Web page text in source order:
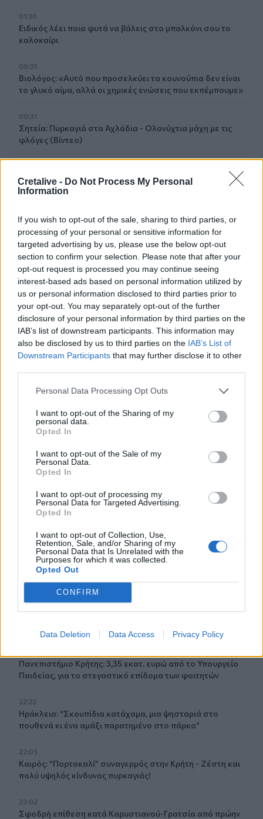
Cretalive - Do Not Process My Personal
Information
If you wish to opt-out of the sale, sharing to third parties, or
processing of your personal or sensitive information for
targeted advertising by us, please use the below opt-out
section to confirm your selection. Please note that after your
opt-out request is processed you may continue seeing
interest-based ads based on personal information utilized by
us or personal information disclosed to third parties prior to
your opt-out. You may separately opt-out of the further
disclosure of your personal information by third parties on the
IAB’s list of downstream participants. This information may
also be disclosed by us to third parties on the IAB’s List of
Downstream Participants that may further disclose it to other
Personal Data Processing Opt Outs
I want to opt-out of the Sharing of my
personal data.
Opted In
I want to opt-out of the Sale of my
Personal Data.
Opted In
I want to opt-out of processing my
Personal Data for Targeted Advertising.
Opted In
I want to opt-out of Collection, Use,
Retention, Sale, and/or Sharing of my
Personal Data that Is Unrelated with the
Purposes for which it was collected.
Opted Out
CONFIRM
Data Deletion Data Access Privacy Policy
01:30
Ειδικός λέει ποια φυτά να βάλεις στο μπαλκόνι σου το
καλοκαίρι
00:31
Βιολόγος: «Αυτό που προσελκύει τα κουνούπια δεν είναι
το γλυκό αίμα, αλλά οι χημικές ενώσεις που εκπέμπουμε»
00:31
Σητεία: Πυρκαγιά στα Αχλάδια - Ολονύχτια μάχη με τις
φλόγες (Βίντεο)
Υπό έλεγχο η φωτιά σε ισόγειο κατάστημα στο Παλαιό
Φάληρο - Εκκενώθηκε προληπτικά πολυκατοικία
23:38
Ενές Καντέρ: Ο Τούρκος πρώην σέντερ δηλώνει
υποψήφιος να παίξει στο... WNBA
23:31
Στενά του Ορμούζ: Οι ΗΠΑ «βλέπουν» σύντομα
συμφωνία - «Υπάρχει πρόοδος μεταξύ Ιράν και Ομάν»
23:27
Σοκαριστικά στοιχεία άφησε πίσω της η μέγα-πυρκαγιά
στην Αττικοβοιωτία
15χρονη κόρη της και προκάλεσε επεισόδιο στο Κέντρο
συνοριακούς ελέγχους για όσους ταξιδεύουν από την
Ιταλία
23:02
Συναγερμός σε μοναστήρι στην Κύπρο: Μοναχός
επιτέθηκε με μαχαίρι και τραυμάτισε δύο άτομα
Σητεία: Φωτιά στα Αχλάδια, δύσκολη μάχη με τις φλόγες
- Βίντεο
Βρετανία: Κατά συρροή δολοφόνος καταδικάστηκε για
δύο δολοφονίες γυναικών - Η συγγνώμη από την
Πανεπιστήμιο Κρήτης: 3,35 εκατ. ευρώ από το Υπουργείο
Παιδείας, για το στεγαστικό επίδομα των φοιτητών
22:22
Ηράκλειο: “Σκουπίδια κατάχαμα, μια ψησταριά στο
πουθενά κι ένα αμάξι παρατημένο στο πάρκο”
22:03
Καιρός: “Πορτοκαλί” συναγερμός στην Κρήτη - Ζέστη και
πολύ υψηλός κίνδυνος πυρκαγιάς!
22:02
Σφοδρή επίθεση κατά Καρυστιανού-Γρατσία από πρώην